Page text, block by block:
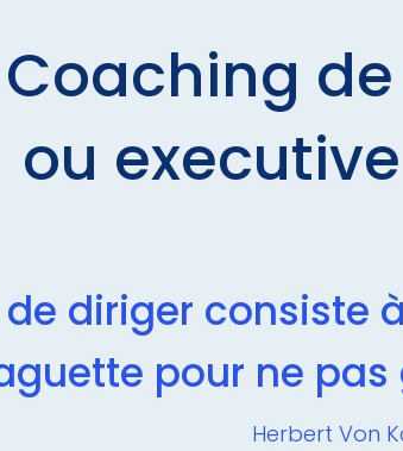
Coaching
ou
de diriger
pour ne pas
Herbert Von